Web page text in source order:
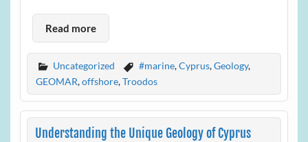
Read more
Uncategorized #marine,Cyprus,Geology,
GEOMAR,offshore,Troodos
Understanding the Unique Geology of Cyprus